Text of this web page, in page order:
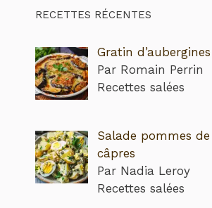
RECETTES RÉCENTES
Gratin
Par Romain Perrin
Recettes salées
Salade pommes
câpres
Par Nadia Leroy
Recettes salées